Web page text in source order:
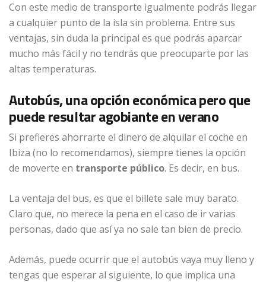
Con este medio de transporte igualmente podrás llegar
a cualquier punto de la isla sin problema. Entre sus
ventajas, sin duda la principal es que podrás aparcar
mucho más fácil y no tendrás que preocuparte por las
altas temperaturas.
Autobús, una opción económica pero que
puede resultar agobiante en verano
Si prefieres ahorrarte el dinero de alquilar el coche en
Ibiza (no lo recomendamos), siempre tienes la opción
de moverte en transporte público. Es decir, en bus.
La ventaja del bus, es que el billete sale muy barato.
Claro que, no merece la pena en el caso de ir varias
personas, dado que así ya no sale tan bien de precio.
Además, puede ocurrir que el autobús vaya muy lleno y
tengas que esperar al siguiente, lo que implica una